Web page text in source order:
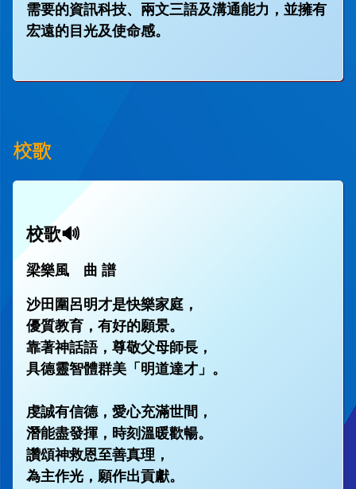
需要的資訊科技、兩文三語及溝通能力，並擁有
宏遠的目光及使命感。
校歌
校歌🔊
梁樂風 曲 譜
沙田圍呂明才是快樂家庭，
優質教育，有好的願景。
靠著神話語，尊敬父母師長，
具德靈智體群美「明道達才」。
虔誠有信德，愛心充滿世間，
潛能盡發揮，時刻溫暖歡暢。
讚頌神救恩至善真理，
為主作光，願作出貢獻。